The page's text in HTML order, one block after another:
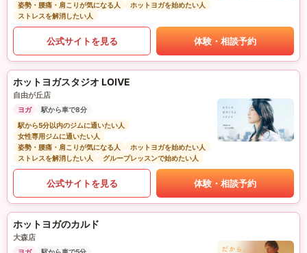
姿勢・腰痛・肩こりが気になる人
ホットヨガを始めたい人
ストレスを解消したい人
公式サイトを見る 体験・相談予約
ホットヨガスタジオ LOIVE
自由が丘店
ヨガ
駅から車で8分
駅から5分以内のジムに通いたい人
女性専用ジムに通いたい人
姿勢・腰痛・肩こりが気になる人
ホットヨガを始めたい人
ストレスを解消したい人
グループレッスンで始めたい人
公式サイトを見る 体験・相談予約
ホットヨガのカルド
大森店